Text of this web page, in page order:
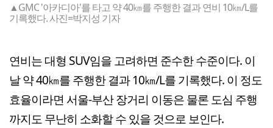
▲GMC '아카디아'를 타고 약 40㎞를 주행한 결과 연비 10㎞/L를
기록했다. 사진=박지성 기자
연비는 대형 SUV임을 고려하면 준수한 수준이다. 이
날 약 40㎞를 주행한 결과 10㎞/L를 기록했다. 이 정도
효율이라면 서울-부산 장거리 이동은 물론 도심 주행
까지도 무난히 소화할 수 있을 것으로 보인다.